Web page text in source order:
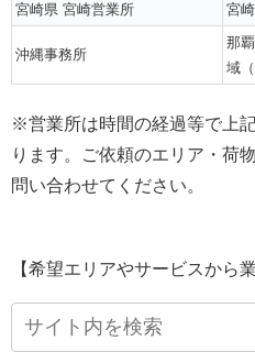
宮崎県 宮崎営業所
宮
沖縄事務所
那
域
※営業所は時間の経過等で上
ります。ご依頼のエリア・荷
問い合わせてください。
【希望エリアやサービスから